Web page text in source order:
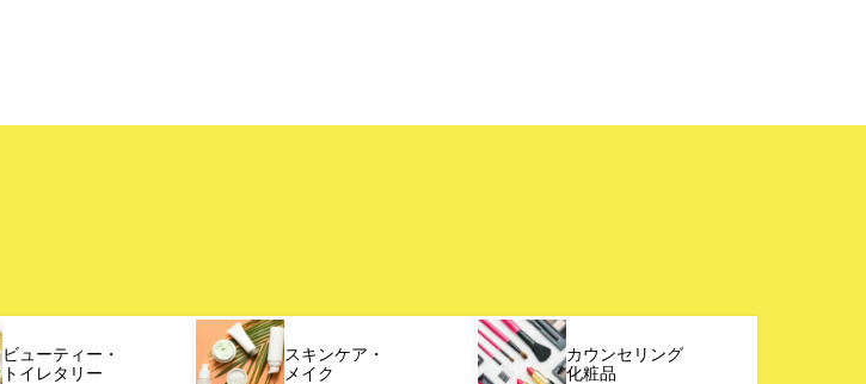
ビューティー・
トイレタリー
スキンケア・
メイク
カウンセリング
化粧品